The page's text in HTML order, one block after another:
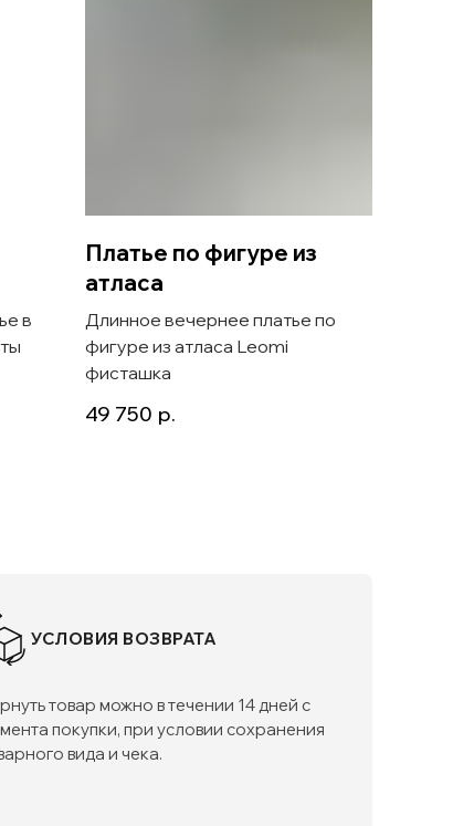
в
Платье по фигуре из
атласа
Длинное вечернее платье по
фигуре из атласа Leomi
фисташка
49 750 р.
УСЛОВИЯ ВОЗВРАТА
товар можно в течении 14 дней с
покупки, при условии сохранения
вида и чека.